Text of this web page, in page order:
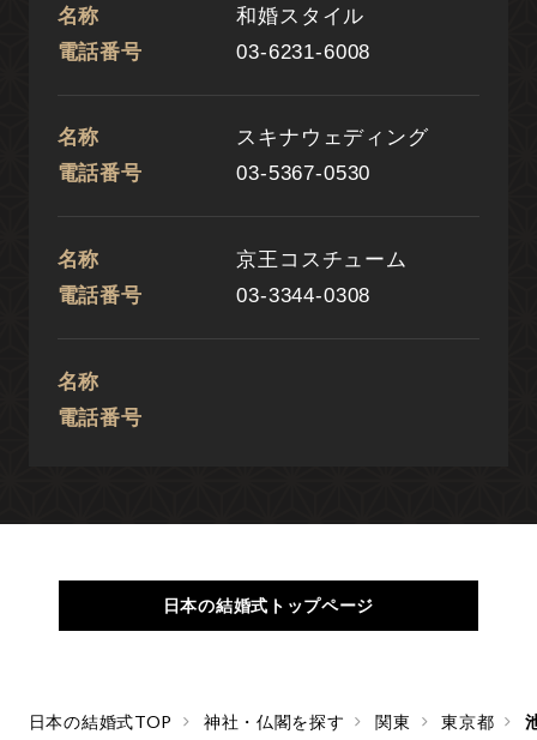
日本の結婚式TOP 神社・仏閣を探す 関東 東京都
名称
和婚スタイル
電話番号
03-6231-6008
名称
スキナウェディング
電話番号
03-5367-0530
名称
京王コスチューム
電話番号
03-3344-0308
名称
電話番号
日本の結婚式トップページ